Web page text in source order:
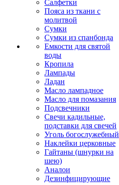
Салфетки
Пояса из ткани с
молитвой
Сумки
Сумки из спанбонда
Емкости для святой
воды
Кропила
Лампады
Ладан
Масло лампадное
Масло для помазания
Подсвечники
Свечи кадильные,
подставки для свечей
Уголь богослужебный
Наклейки церковные
Гайтаны (шнурки на
шею)
Аналои
Дезинфицирующие